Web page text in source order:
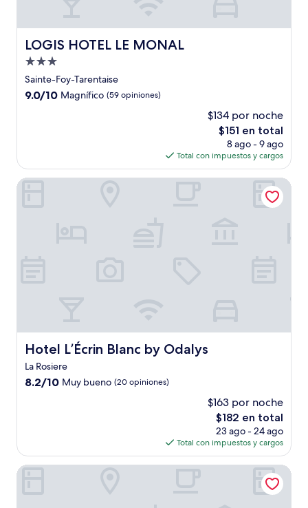
LOGIS HOTEL LE MONAL
LOGIS HOTEL LE MONAL
Propiedad
de
3.0
Sainte-Foy-Tarentaise
9.0
9.0/10 Magnífico (59 opiniones)
$134 por noche
El
precio
actual
es
de
$151 en total
8 ago - 9 ago
Total con impuestos y cargos
Hotel L’Écrin Blanc by Odalys
Hotel L’Écrin Blanc by Odalys
La Rosiere
8.2
opiniones)
8.2/10 Muy bueno (20 opiniones)
$163 por noche
El
precio
actual
es
de
$182 en total
23 ago - 24 ago
Total con impuestos y cargos
Hotel L’Écrin Blanc by Odalys
Pierre & Vacances Premium Arc 1950 Le Village